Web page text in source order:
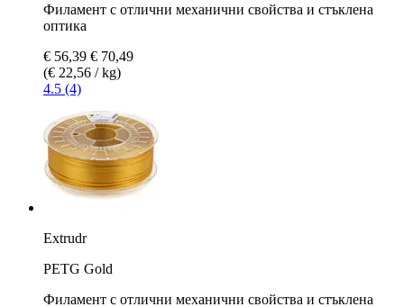
Филамент с отлични механични свойства и стъклена
оптика
€ 56,39 € 70,49
(€ 22,56 / kg)
4.5 (4)
Extrudr
PETG Gold
Филамент с отлични механични свойства и стъклена